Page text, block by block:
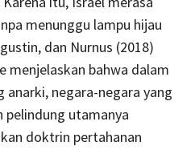
menunggu lampu hijau
dan Nurnus (2018)
menjelaskan bahwa dalam
negara-negara yang
utamanya
doktrin pertahanan